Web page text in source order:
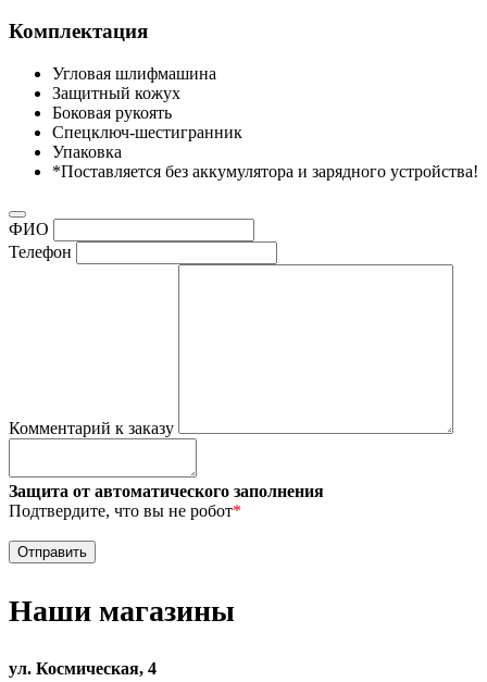
Комплектация
Угловая шлифмашина
Защитный кожух
Боковая рукоять
Спецключ-шестигранник
Упаковка
*Поставляется без аккумулятора и зарядного устройства!
ФИО
Телефон
Комментарий к заказу
Защита от автоматического заполнения
Подтвердите, что вы не робот*
Наши магазины
ул. Космическая, 4